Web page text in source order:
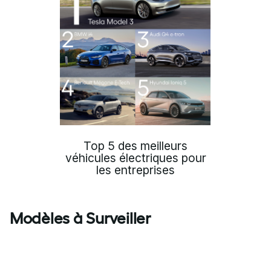
Top 5 des meilleurs
véhicules électriques pour
les entreprises
Modèles à Surveiller